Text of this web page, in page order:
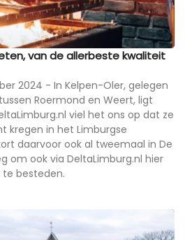
eten, van de allerbeste kwaliteit
2024 - In Kelpen-Oler, gelegen
Roermond en Weert, ligt
viel het ons op dat ze
kregen in het Limburgse
daarvoor ook al tweemaal in De
om ook via DeltaLimburg.nl hier
besteden.